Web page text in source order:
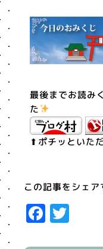
最後までお読み
た
⬆︎ポチッといた
この記事をシェア